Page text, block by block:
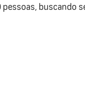
buscando